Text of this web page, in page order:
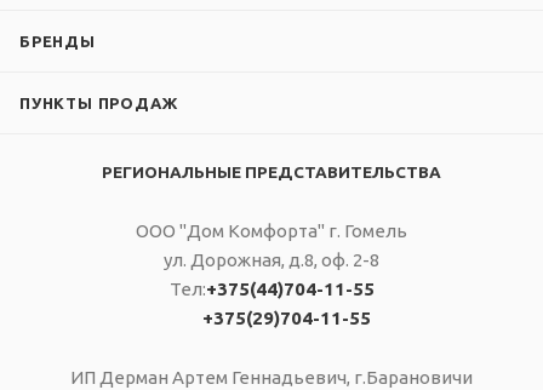
БРЕНДЫ
ПУНКТЫ ПРОДАЖ
РЕГИОНАЛЬНЫЕ ПРЕДСТАВИТЕЛЬСТВА
ООО "Дом Комфорта" г. Гомель
ул. Дорожная, д.8, оф. 2-8
Тел:+375(44)704-11-55
+375(29)704-11-55
ИП Дерман Артем Геннадьевич, г.Барановичи